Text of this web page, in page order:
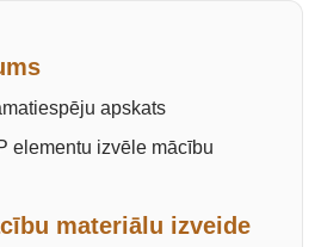
apskats
elementu izvēle mācību
materiālu izveide